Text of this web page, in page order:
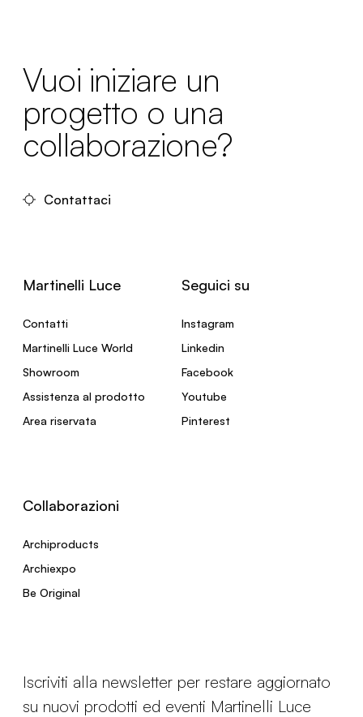
Vuoi iniziare un
progetto o una
collaborazione?
Contattaci
Martinelli Luce
Contatti
Martinelli Luce World
Showroom
Assistenza al prodotto
Area riservata
Seguici su
Instagram
Linkedin
Facebook
Youtube
Pinterest
Collaborazioni
Archiproducts
Archiexpo
Be Original
Iscriviti alla newsletter per restare aggiornato
su nuovi prodotti ed eventi Martinelli Luce